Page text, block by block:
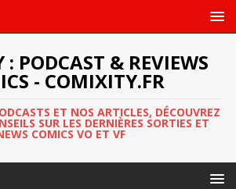
PODCAST & REVIEWS
- COMIXITY.FR
ET NOS ARTICLES, DÉCOUVREZ
SUR LES DERNIÈRES SORTIES ET
COMICS VO ET VF